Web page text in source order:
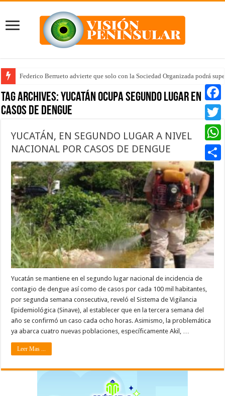
Federico Berrueto advierte que solo con la Sociedad Organizada podrá
Tag Archives:Yucatán ocupa segundo lugar en
casos de dengue
YUCATÁN, EN SEGUNDO LUGAR A NIVEL
NACIONAL POR CASOS DE DENGUE
Yucatán se mantiene en el segundo lugar nacional de incidencia de
contagio de dengue así como de casos por cada 100 mil habitantes,
por segunda semana consecutiva, reveló el Sistema de Vigilancia
Epidemiológica (Sinave), al establecer que en la tercera semana del
año se confirmó un caso cada ocho horas. Asimismo, la problemática
ya abarca cuatro nuevas poblaciones, específicamente Akil, …
Leer Mas ...
Twitter